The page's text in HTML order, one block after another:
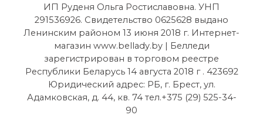
ИП Руденя Ольга Ростиславовна. УНП
291536926. Свидетельство 0625628 выдано
Ленинским районом 13 июня 2018 г. Интернет-
магазин www.bellady.by | Белледи
зарегистрирован в торговом реестре
Республики Беларусь 14 августа 2018 г . 423692
Юридический адрес: РБ, г. Брест, ул.
Адамковская, д. 44, кв. 74 тел.+375 (29) 525-34-
90